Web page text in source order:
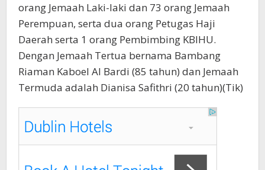
orang Jemaah Laki-laki dan 73 orang Jemaah
Perempuan, serta dua orang Petugas Haji
Daerah serta 1 orang Pembimbing KBIHU.
Dengan Jemaah Tertua bernama Bambang
Riaman Kaboel Al Bardi (85 tahun) dan Jemaah
Termuda adalah Dianisa Safithri (20 tahun)(Tik)